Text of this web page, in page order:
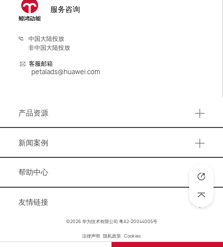
服务咨询
中国大陆投放
非中国大陆投放
客服邮箱
petalads@huawei.com
产品资源
新闻案例
洞察报告
帮助中心
友情链接
华为商城
©2026 华为技术有限公司 粤A2-20044005号
法律声明 隐私政策 Cookies